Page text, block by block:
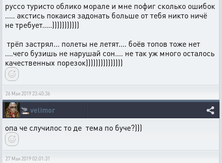
руссо туристо облико морале и мне пофиг сколько ошибок
..... акстись покаися задонать больше от тебя никто ничё
не требует.....)))))))))))
трёп застрял... полеты не летят.... боёв топов тоже нет
....чего бузишь не нарушай сон.... не так уж много осталось
качественных порезок)))))))))))))))
26 Мая 2019 23:40:36
🚬 velimor
опа че случилос то де тема по буче?)))
27 Мая 2019 02:01:31